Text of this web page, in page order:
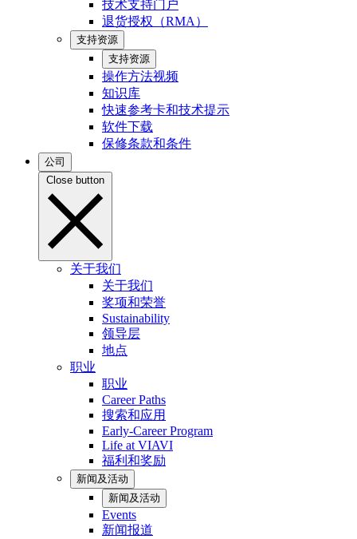
技术支持门户
退货授权（RMA）
支持资源
支持资源
操作方法视频
知识库
快速参考卡和技术提示
软件下载
保修条款和条件
公司
Close button
关于我们
关于我们
奖项和荣誉
Sustainability
领导层
地点
职业
职业
Career Paths
搜索和应用
Early-Career Program
Life at VIAVI
福利和奖励
新闻及活动
新闻及活动
Events
新闻报道